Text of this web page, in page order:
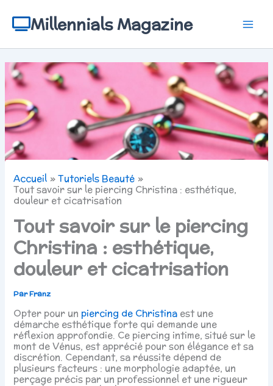
contenuMillennials Magazine
Accueil
Tutoriels Beauté
Tout savoir sur le piercing Christina : esthétique,
douleur et cicatrisation
Tout savoir sur le piercing
Christina : esthétique,
douleur et cicatrisation
ParFranz
Opter pour un piercing de Christina est une
démarche esthétique forte qui demande une
réflexion approfondie. Ce piercing intime, situé sur le
mont de Vénus, est apprécié pour son élégance et sa
discrétion. Cependant, sa réussite dépend de
plusieurs facteurs : une morphologie adaptée, un
perçage précis par un professionnel et une rigueur